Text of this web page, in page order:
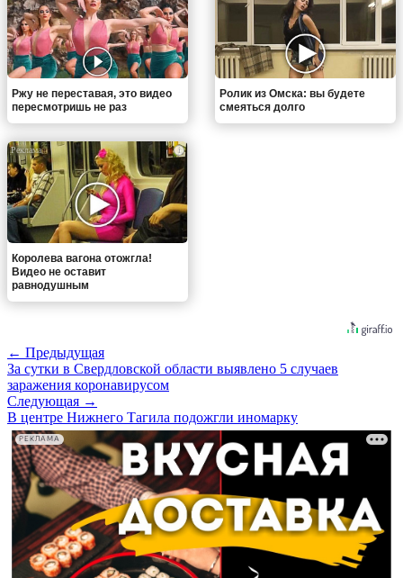
Ржу не переставая, это видео
пересмотришь не раз
Ролик из Омска: вы будете
смеяться долго
i
Королева вагона отожгла!
Видео не оставит
равнодушным
← Предыдущая
За сутки в Свердловской области выявлено 5 случаев
заражения коронавирусом
Следующая →
В центре Нижнего Тагила подожгли иномарку
РЕКЛАМА